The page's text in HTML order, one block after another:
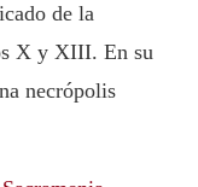
de la
X y XIII. En su
necrópolis